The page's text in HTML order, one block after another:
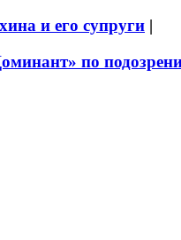
и его супруги |
по